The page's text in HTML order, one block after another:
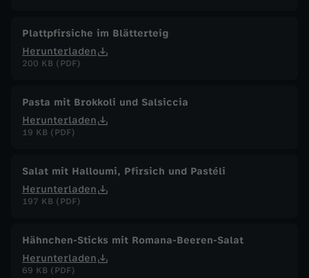
Plattpfirsiche im Blätterteig
Herunterladen
200 KB (PDF)
Pasta mit Brokkoli und Salsiccia
Herunterladen
19 KB (PDF)
Salat mit Halloumi, Pfirsich und Pastéli
Herunterladen
197 KB (PDF)
Hähnchen-Sticks mit Romana-Beeren-Salat
Herunterladen
69 KB (PDF)